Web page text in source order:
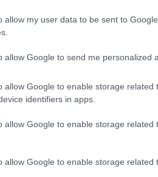
allow my user data to be sent to
allow Google to send me personalized
allow Google to enable storage related
identifiers in apps.
allow Google to enable storage related
allow Google to enable storage related
progetto, gestisce 16
nelle province di
si distinguono per la
di interesse e garantendo
approccio ha permesso a
solida nel settore,
locali.